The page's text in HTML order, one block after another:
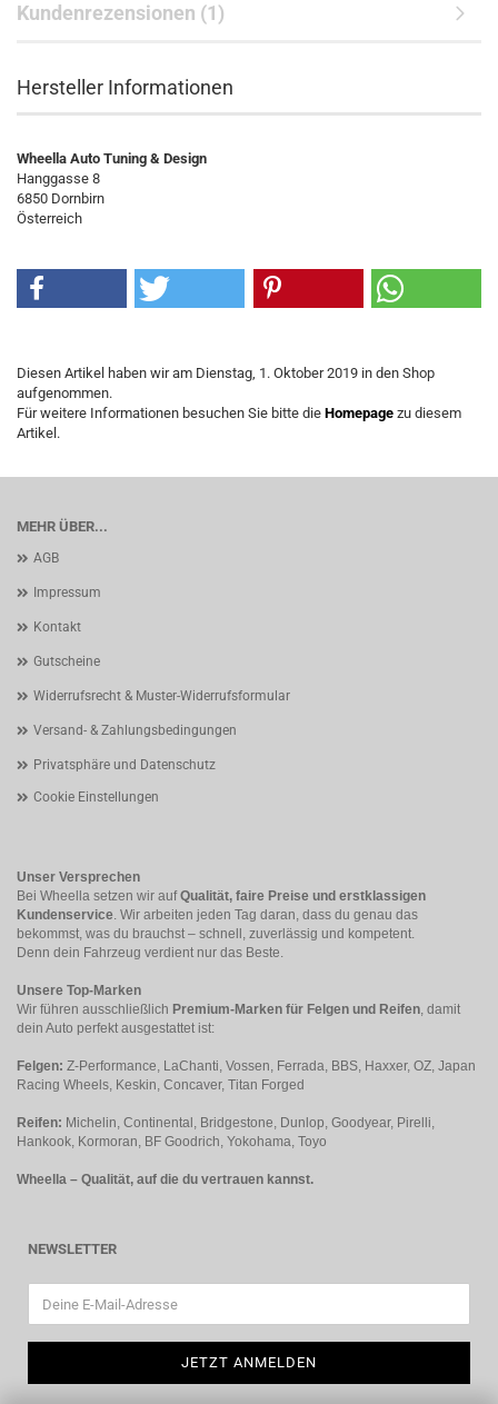
Kundenrezensionen (1)
Hersteller Informationen
Wheella Auto Tuning & Design
Hanggasse 8
6850 Dornbirn
Österreich
Diesen Artikel haben wir am Dienstag, 1. Oktober 2019 in den Shop
aufgenommen.
Für weitere Informationen besuchen Sie bitte die Homepage zu diesem
Artikel.
MEHR ÜBER...
AGB
Impressum
Kontakt
Gutscheine
Widerrufsrecht & Muster-Widerrufsformular
Versand- & Zahlungsbedingungen
Privatsphäre und Datenschutz
Cookie Einstellungen
Unser Versprechen
Bei Wheella setzen wir aufQualität, faire Preise und erstklassigen
Kundenservice. Wir arbeiten jeden Tag daran, dass du genau das
bekommst, was du brauchst – schnell, zuverlässig und kompetent.
Denn dein Fahrzeug verdient nur das Beste.
Unsere Top-Marken
Wir führen ausschließlich Premium-Marken für Felgen und Reifen, damit
dein Auto perfekt ausgestattet ist:
Felgen: Z-Performance, LaChanti, Vossen, Ferrada, BBS, Haxxer, OZ, Japan
Racing Wheels, Keskin, Concaver, Titan Forged
Reifen: Michelin, Continental, Bridgestone, Dunlop, Goodyear, Pirelli,
Hankook, Kormoran, BF Goodrich, Yokohama, Toyo
Wheella – Qualität, auf die du vertrauen kannst.
NEWSLETTER